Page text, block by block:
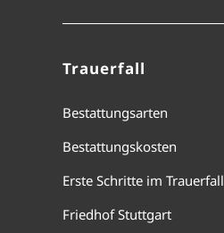
Trauerfall
Bestattungsarten
Bestattungskosten
Erste Schritte im Trauerfall
Friedhof Stuttgart